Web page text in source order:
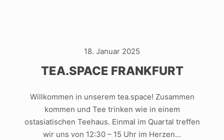
18. Januar 2025
TEA.SPACE FRANKFURT
Willkommen in unserem tea.space! Zusammen
kommen und Tee trinken wie in einem
ostasiatischen Teehaus. Einmal im Quartal treffen
wir uns von 12:30 – 15 Uhr im Herzen…